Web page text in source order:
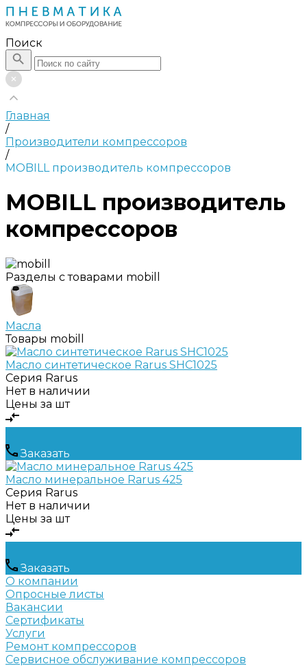
Поиск
Главная
/
Производители компрессоров
/
MOBILL производитель компрессоров
MOBILL производитель
компрессоров
Разделы с товарами mobill
Масла
Товары mobill
Масло синтетическое Rarus SHC1025
Серия Rarus
Нет в наличии
Цены за шт
Заказать
Масло минеральное Rarus 425
Серия Rarus
Нет в наличии
Цены за шт
Заказать
О компании
Опросные листы
Вакансии
Сертификаты
Услуги
Ремонт компрессоров
Сервисное обслуживание компрессоров